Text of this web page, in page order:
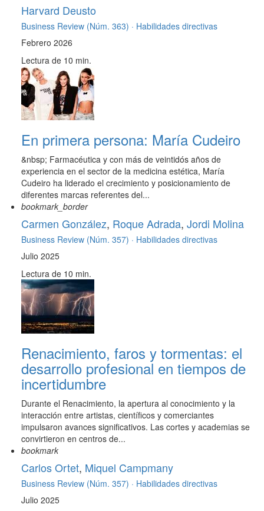
Harvard Deusto
Business Review (Núm. 363) · Habilidades directivas
Febrero 2026
Lectura de 10 min.
En primera persona: María Cudeiro
&nbsp; Farmacéutica y con más de veintidós años de
experiencia en el sector de la medicina estética, María
Cudeiro ha liderado el crecimiento y posicionamiento de
diferentes marcas referentes del...
bookmark_border
Carmen González, Roque Adrada, Jordi Molina
Business Review (Núm. 357) · Habilidades directivas
Julio 2025
Lectura de 10 min.
Renacimiento, faros y tormentas: el
desarrollo profesional en tiempos de
incertidumbre
Durante el Renacimiento, la apertura al conocimiento y la
interacción entre artistas, científicos y comerciantes
impulsaron avances significativos. Las cortes y academias se
convirtieron en centros de...
bookmark
Carlos Ortet, Miquel Campmany
Business Review (Núm. 357) · Habilidades directivas
Julio 2025